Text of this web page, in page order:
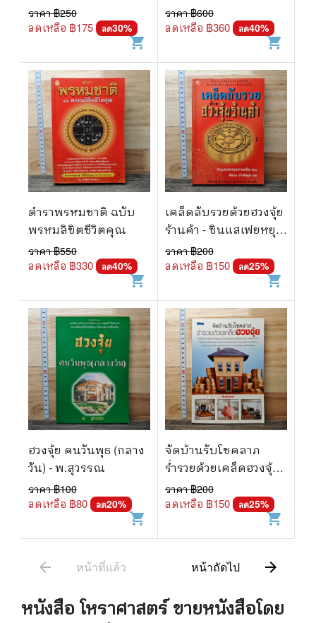
ตะวันตก - ธนัชชา บูม
ราคา ฿250
ลดเหลือ ฿175 ลด30%
shopping_cart
ราคา ฿600
ลดเหลือ ฿360 ลด40%
shopping_cart
ตำราพรหมชาติ ฉบับ
พรหมลิขิตชีวิตคุณ
ราคา ฿550
ลดเหลือ ฿330 ลด40%
shopping_cart
เคล็ดลับรวยด้วยฮวงจุ้ย
ร้านค้า - ซินแสเฟยหยุน
ซานหยิน
ราคา ฿200
ลดเหลือ ฿150 ลด25%
shopping_cart
ฮวงจุ้ย คนวันพุธ (กลาง
วัน) - พ.สุวรรณ
ราคา ฿100
ลดเหลือ ฿80 ลด20%
shopping_cart
จัดบ้านรับโชคลาภ
ร่ำรวยด้วยเคล็ดฮวงจุ้ย -
พิมนมินตรา
ราคา ฿200
ลดเหลือ ฿150 ลด25%
shopping_cart
arrow_back หน้าที่แล้ว หน้าถัดไป arrow_forward
หนังสือ โหราศาสตร์ขายหนังสือโดย